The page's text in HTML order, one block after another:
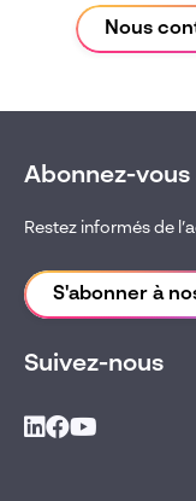
Nous
Abonnez-
Restez informés de
S'abonner à
Suivez-nous